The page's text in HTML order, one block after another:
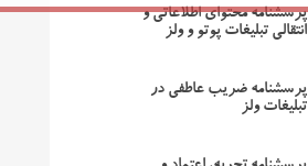
پرسشنامه محتوای اطلاعاتی و
انتقالی تبلیغات پوتو و ولز
پرسشنامه ضریب عاطفی در
تبلیغات ولز